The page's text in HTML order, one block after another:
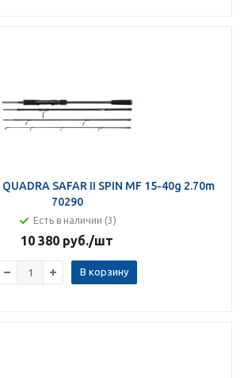
SAFAR II SPIN MF 15-40g 2.70m
70290
Есть в наличии (3)
10 380 руб./шт
В корзину